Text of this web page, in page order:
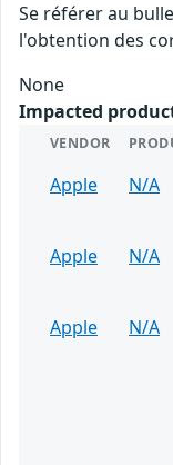
Se référer au
l'obtention des
None
Impacted
VENDOR
Apple N/A
Apple
N/A
Apple
N/A